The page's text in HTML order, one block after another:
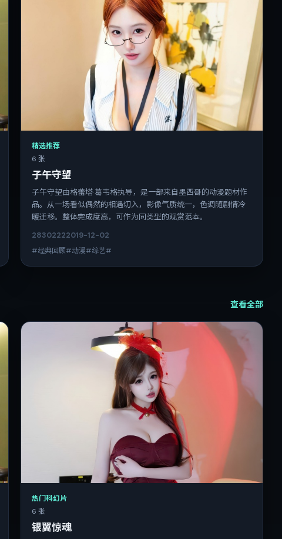
精选推荐
6 张
子午守望
子午守望由格蕾塔·葛韦格执导，是一部来自墨西哥的动漫题材作
品。从一场看似偶然的相遇切入，影像气质统一，色调随剧情冷
暖迁移。整体完成度高，可作为同类型的观赏范本。
28302222019-12-02
#经典回顾#动漫#综艺#
查看全部
热门科幻片
6 张
银翼惊魂